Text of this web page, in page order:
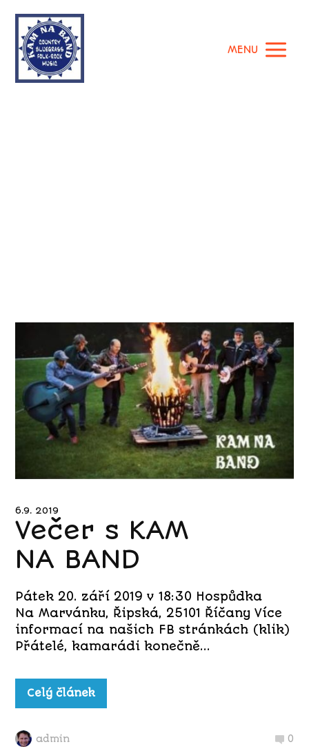
MENU
6.9. 2019
Večer s KAM
NA BAND
Pátek 20. září 2019 v 18:30 Hospůdka
Na Marvánku, Řipská, 25101 Říčany Více
informací na našich FB stránkách (klik)
Přátelé, kamarádi konečně...
Celý článek
admin 0